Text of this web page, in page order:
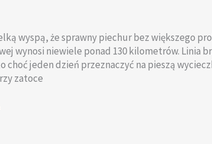
wyspą, że sprawny piechur bez większego
wynosi niewiele ponad 130 kilometrów. Linia
choć jeden dzień przeznaczyć na pieszą
zatoce